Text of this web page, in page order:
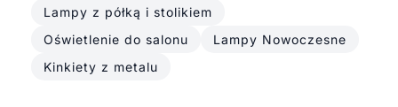
Lampy z półką i stolikiem
Oświetlenie do salonu
Lampy Nowoczesne
Kinkiety z metalu